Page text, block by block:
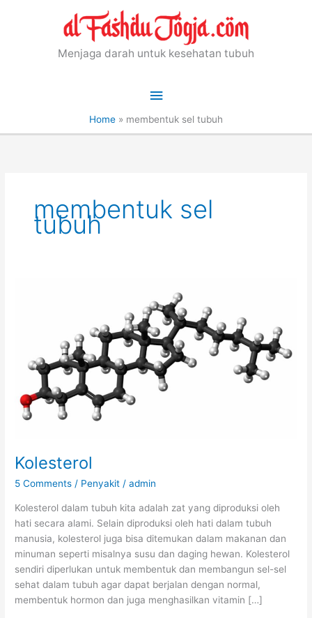
Menjaga darah untuk kesehatan tubuh
Main
Menu
Home » membentuk sel tubuh
membentuk sel
tubuh
Kolesterol
5 Comments / Penyakit /admin
Kolesterol dalam tubuh kita adalah zat yang diproduksi oleh
hati secara alami. Selain diproduksi oleh hati dalam tubuh
manusia, kolesterol juga bisa ditemukan dalam makanan dan
minuman seperti misalnya susu dan daging hewan. Kolesterol
sendiri diperlukan untuk membentuk dan membangun sel-sel
sehat dalam tubuh agar dapat berjalan dengan normal,
membentuk hormon dan juga menghasilkan vitamin […]